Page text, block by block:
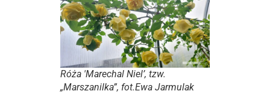
Róża 'Marechal Niel’, tzw.
„Marszanilka”, fot.Ewa Jarmulak